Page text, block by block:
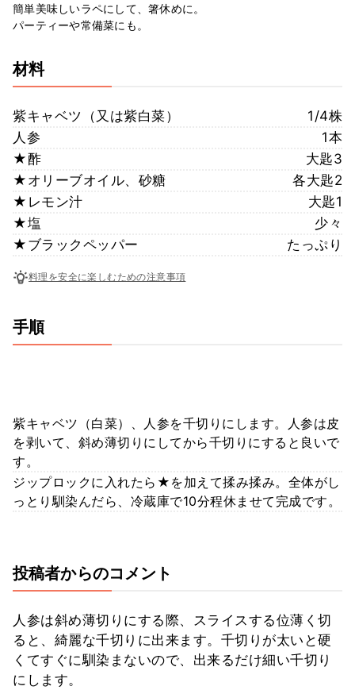
簡単美味しいラペにして、箸休めに。
パーティーや常備菜にも。
材料
紫キャベツ（又は紫白菜）
1/4株
人参
1本
★酢
大匙3
★オリーブオイル、砂糖
各大匙2
★レモン汁
大匙1
★塩
少々
★ブラックペッパー
たっぷり
料理を安全に楽しむための注意事項
手順
紫キャベツ（白菜）、人参を千切りにします。人参は皮
を剥いて、斜め薄切りにしてから千切りにすると良いで
す。
ジップロックに入れたら★を加えて揉み揉み。全体がし
っとり馴染んだら、冷蔵庫で10分程休ませて完成です。
投稿者からのコメント
人参は斜め薄切りにする際、スライスする位薄く切
ると、綺麗な千切りに出来ます。千切りが太いと硬
くてすぐに馴染まないので、出来るだけ細い千切り
にします。